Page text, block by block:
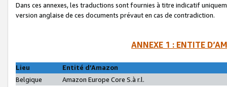
Dans ces annexes, les traductions sont fournies à titre indicatif
version anglaise de ces documents prévaut en cas de contradiction.
ANNEXE 1 : ENTITE
Lieu
Entité d’Amazon
Belgique
Amazon Europe Core S.à r.l.